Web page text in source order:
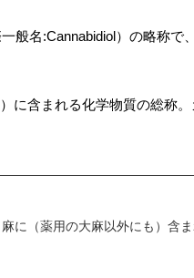
般名:Cannabidiol）の略称で
に含まれる化学物質の総称
に（薬用の大麻以外にも）含